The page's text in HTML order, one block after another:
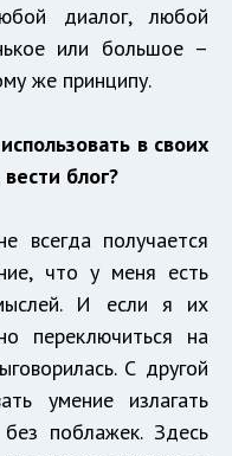
диалог, любой
или большое –
же принципу.
в своих
блог?
всегда получается
что у меня есть
И если я их
переключиться на
С другой
умение излагать
поблажек. Здесь